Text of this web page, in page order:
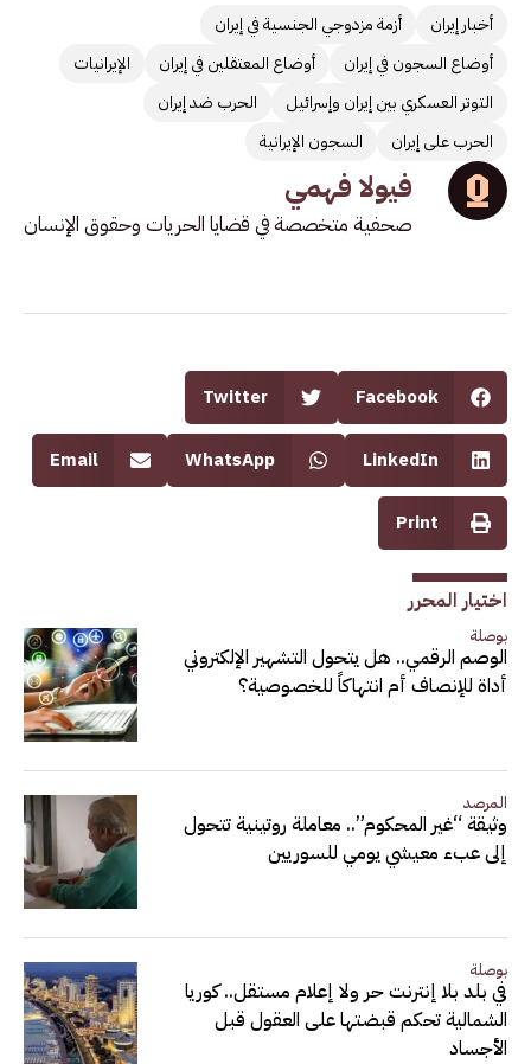
أخبار إيران
أزمة مزدوجي الجنسية في إيران
أوضاع السجون في إيران
أوضاع المعتقلين في إيران
الإيرانيات
التوتر العسكري بين إيران وإسرائيل
الحرب ضد إيران
الحرب على إيران
السجون الإيرانية
فيولا فهمي
صحفية متخصصة في قضايا الحريات وحقوق الإنسان
Facebook
Twitter
LinkedIn
WhatsApp
Email
Print
اختيار المحرر
بوصلة
الوصم الرقمي.. هل يتحول التشهير الإلكتروني
أداة للإنصاف أم انتهاكاً للخصوصية؟
المرصد
وثيقة “غير المحكوم”.. معاملة روتينية تتحول
إلى عبء معيشي يومي للسوريين
بوصلة
في بلد بلا إنترنت حر ولا إعلام مستقل.. كوريا
الشمالية تحكم قبضتها على العقول قبل
الأجساد